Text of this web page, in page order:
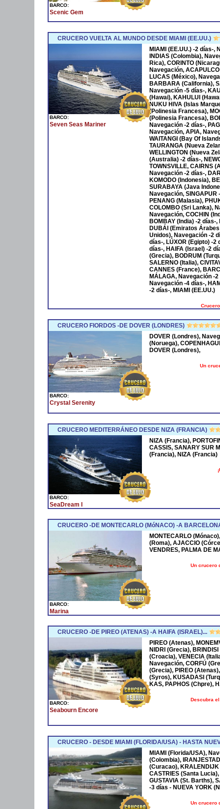
BARCO:
Scenic Gem
CRUCERO VUELTA AL MUNDO DESDE MIAMI (EE.UU.)
BARCO:
Seven Seas Mariner
MIAMI (EE.UU.) -2 días-,
INDIAS (Colombia),
Rica), CORINTO
Navegación,
LUCAS (México),
BARBARA (California),
Navegación -5 días-,
(Hawai), KAHULUI
NUKU HIVA (Islas
(Polinesia Francesa),
(Polinesia Francesa),
Navegación -2 días-,
Navegación, APIA,
WAITANGI (Bay Of
TAURANGA (Nueva
WELLINGTON (Nueva
(Australia) -2 días-,
TOWNSVILLE, CAIRNS
Navegación -2 días-,
KOMODO (Indonesia),
SURABAYA (Java
Navegación, SINGAPUR
PENANG (Malasia),
COLOMBO (Sri Lanka),
Navegación, COCHIN
BOMBAY (India) -2 días-
DUBÁI (Emiratos
Unidos), Navegación -2
días-, LÚXOR (Egipto) -
días-, HAIFA (Israel) -2
(Grecia), BODRUM
SALERNO (Italia),
CANNES (France),
MÁLAGA, Navegación -
Navegación -4 días-,
-2 días-, MIAMI (EE.UU.)
CRUCERO FIORDOS -DE DOVER (LONDRES)
BARCO:
Crystal Serenity
DOVER (Londres),
(Noruega),
DOVER (Londres),
Un
CRUCERO MEDITERRÁNEO DESDE NIZA (FRANCIA)
BARCO:
SeaDream I
NIZA (Francia),
CASSIS, SANARY SUR
(Francia), NIZA (Francia)
CRUCERO -DE MONTECARLO (MóNACO) -A
BARCO:
Marina
MONTECARLO
(Roma), AJACCIO
VENDRES, PALMA DE
Un crucero
CRUCERO -DE PIREO (ATENAS) -A HAIFA (ISRAEL)...
BARCO:
Seabourn Encore
PIREO (Atenas),
NIDRI (Grecia),
(Croacia), VENECIA
Navegación, CORFÚ
(Grecia), PIREO
(Syros), KUSADASI
KAS, PAPHOS (Chpre),
Descubra
CRUCERO - DESDE MIAMI (FLORIDA/USA) - HASTA
MIAMI (Florida/USA),
(Colombia),
(Curacao), KRALENDIJK
CASTRIES (Santa
GUSTAVIA (St. Barths),
-3 días - NUEVA YORK
Un crucero